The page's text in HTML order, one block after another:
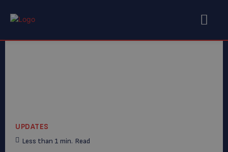
UPDATES
Less than 1 min. Read